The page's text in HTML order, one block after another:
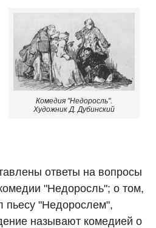
Комедия "Недоросль".
Художник Д. Дубинский
ответы на вопросы
"Недоросль"; о том,
пьесу "Недорослем",
называют комедией о